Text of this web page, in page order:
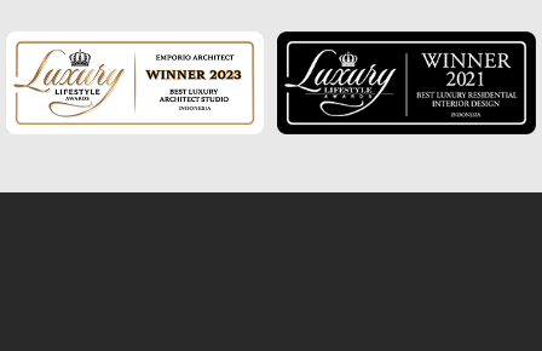
Desain Rumah Mediteran
Fasad Rumah Mediteran
Desain Rumah Villa Bali
Desain Ruang Multifungsi